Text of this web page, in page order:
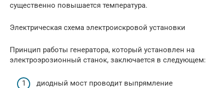
существенно повышается температура.
Электрическая схема электроискровой установки
Принцип работы генератора, который установлен на
электроэрозионный станок, заключается в следующем:
диодный мост проводит выпрямление